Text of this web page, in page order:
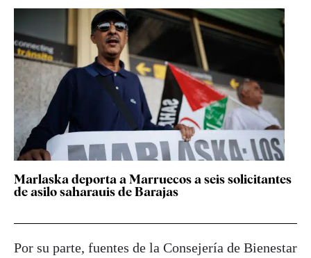
Marlaska deporta a Marruecos a seis solicitantes
de asilo saharauis de Barajas
Por su parte, fuentes de la Consejería de Bienestar